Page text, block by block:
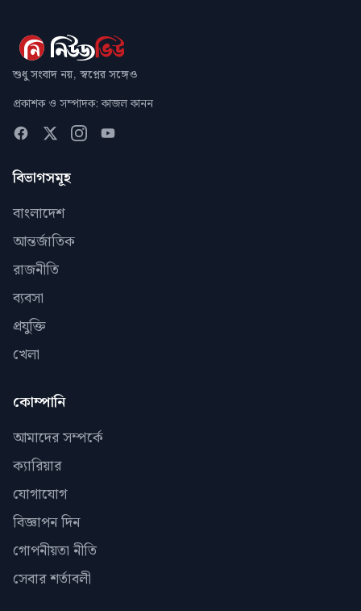
শুধু সংবাদ নয়, স্বপ্নের সঙ্গেও
প্রকাশক ও সম্পাদক: কাজল কানন
বিভাগসমূহ
বাংলাদেশ
আন্তর্জাতিক
রাজনীতি
ব্যবসা
প্রযুক্তি
খেলা
কোম্পানি
আমাদের সম্পর্কে
ক্যারিয়ার
যোগাযোগ
বিজ্ঞাপন দিন
গোপনীয়তা নীতি
সেবার শর্তাবলী